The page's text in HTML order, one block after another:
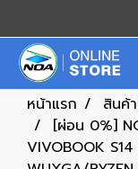
หน้าแรก สินค้
[ผ่อน 0%]
VIVOBOOK